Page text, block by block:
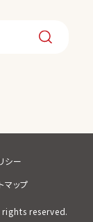
reserved.
シー
マップ